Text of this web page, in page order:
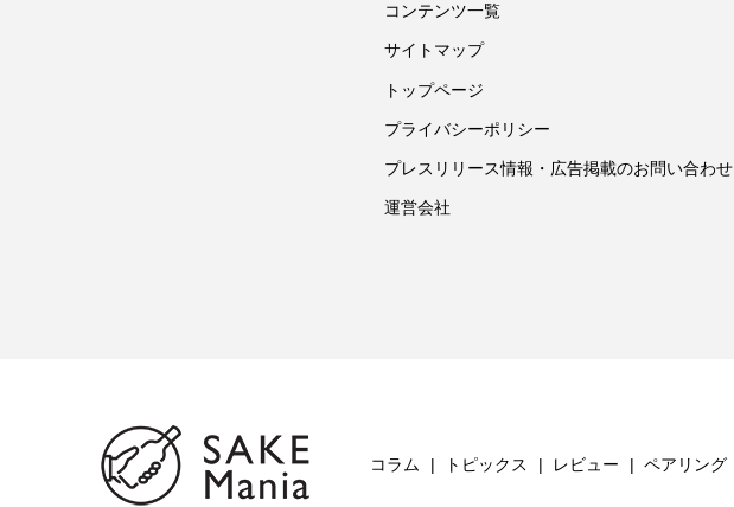
コンテンツ一覧
サイトマップ
トップページ
プライバシーポリシー
プレスリリース情報・広告掲載のお問い合わせ
運営会社
コラム トピックス レビュー ペアリング